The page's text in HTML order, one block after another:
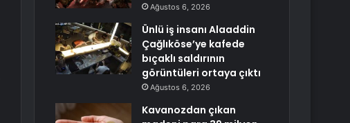
Ağustos 6, 2026
Ünlü iş insanı Alaaddin
Çağlıköse’ye kafede
bıçaklı saldırının
görüntüleri ortaya çıktı
Ağustos 6, 2026
Kavanozdan çıkan